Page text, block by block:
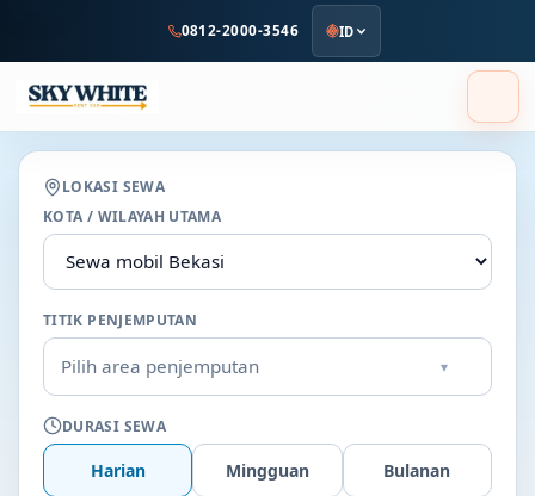
utama
0812-2000-3546 ID
LOKASI SEWA
KOTA / WILAYAH UTAMA
TITIK PENJEMPUTAN
Pilih area penjemputan ▾
DURASI SEWA
Harian Mingguan Bulanan